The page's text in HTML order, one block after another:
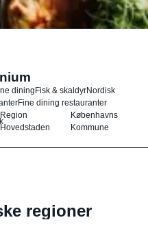
diningFisk & skaldyrNordisk
Fine dining restauranter
Region
Hovedstaden
Københavns
Kommune
regioner